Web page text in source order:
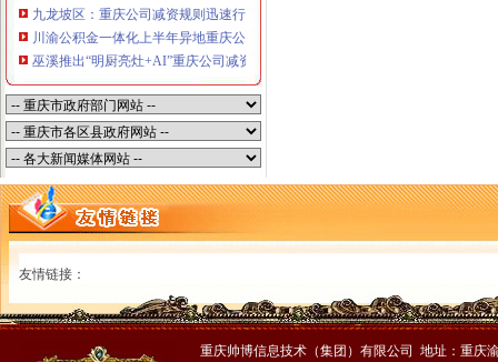
九龙坡区：重庆公司减资规则迅速行动筑牢强降雨安全防线
川渝公积金一体化上半年异地重庆公司减资代办贷款突破7.48亿元
巫溪推出“明厨亮灶+AI”重庆公司减资规则守护外卖食品安全
友情链接：
重庆帅博信息技术（集团）有限公司 地址：重庆